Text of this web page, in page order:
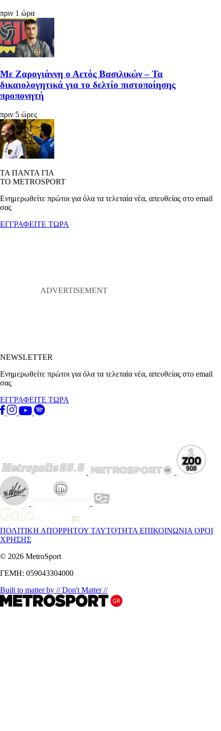
πριν 1 ώρα
Με Ζαρογιάννη ο Αετός Βασιλικών – Τα
δικαιολογητικά για το δελτίο πιστοποίησης
προπονητή
πριν 5 ώρες
ΤΑ ΠΑΝΤΑ ΓΙΑ
ΤΟ METROSPORT
Ενημερωθείτε πρώτοι για όλα τα τελεταία νέα, απευθείας στο email
σας
ΕΓΓΡΑΦΕΙΤΕ ΤΩΡΑ
NEWSLETTER
Ενημερωθείτε πρώτοι για όλα τα τελεταία νέα, απευθείας στο email
σας
ΕΓΓΡΑΦΕΙΤΕ ΤΩΡΑ
ΠΟΛΙΤΙΚΗ ΑΠΟΡΡΗΤΟΥ ΤΑΥΤΟΤΗΤΑΕΠΙΚΟΙΝΩΝΙΑΟΡΟΙ
ΧΡΗΣΗΣ
© 2026 MetroSport
ΓΕΜΗ: 059043304000
Built to matter by // Don't Matter //